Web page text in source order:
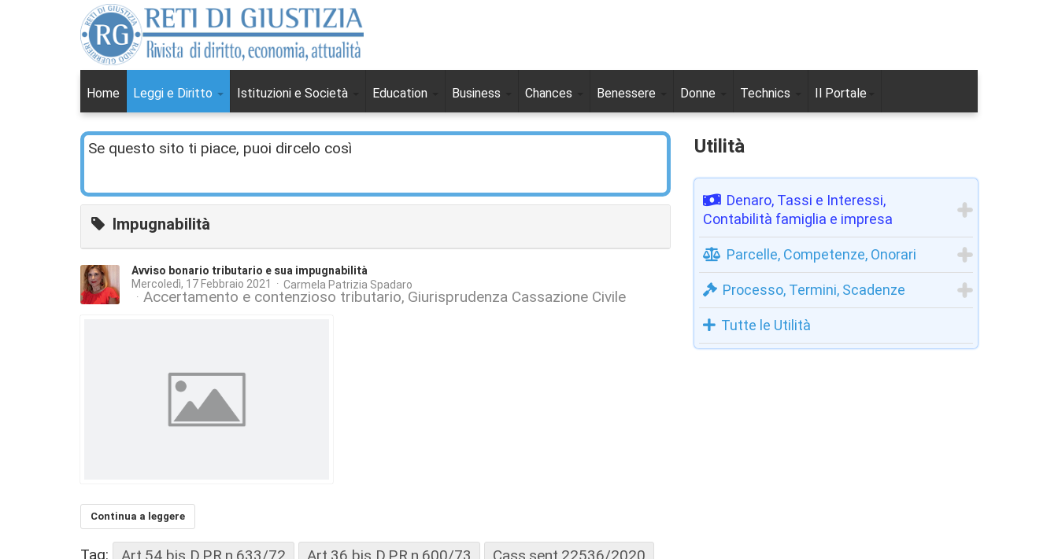
Home Leggi e Diritto Istituzioni e Società Education Business Chances Benessere Donne Technics Il Portale
Se questo sito ti piace, puoi dircelo così
Impugnabilità
Avviso bonario tributario e sua impugnabilità
Mercoledì, 17 Febbraio 2021 Carmela Patrizia Spadaro
Accertamento e contenzioso tributario Giurisprudenza Cassazione Civile
Continua a leggere
Tag:
Utilità
Denaro, Tassi e Interessi,
Contabilità famiglia e impresa
Parcelle, Competenze, Onorari
Processo, Termini, Scadenze
Tutte le Utilità